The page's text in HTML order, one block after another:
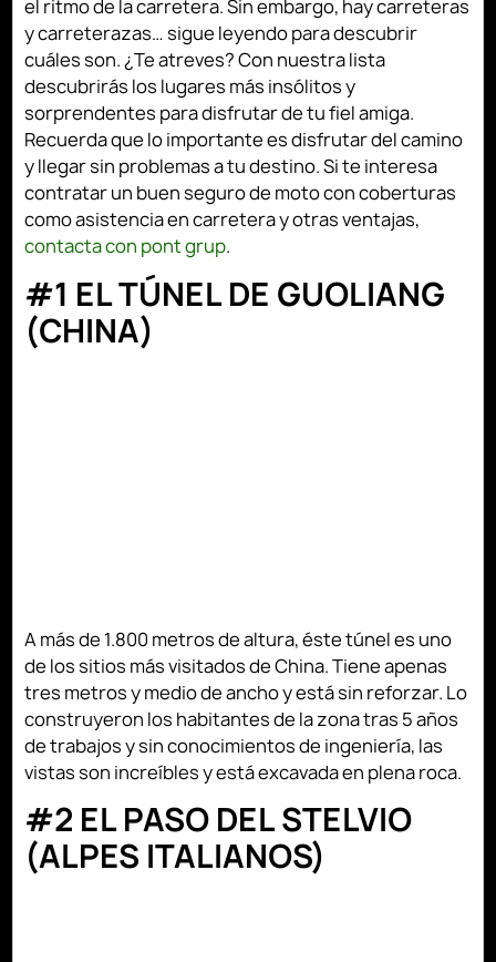
el ritmo de la carretera. Sin embargo, hay carreteras
y carreterazas… sigue leyendo para descubrir
cuáles son. ¿Te atreves? Con nuestra lista
descubrirás los lugares más insólitos y
sorprendentes para disfrutar de tu fiel amiga.
Recuerda que lo importante es disfrutar del camino
y llegar sin problemas a tu destino. Si te interesa
contratar un buen seguro de moto con coberturas
como asistencia en carretera y otras ventajas,
contacta con pont grup.
#1 EL TÚNEL DE GUOLIANG
(CHINA)
A más de 1.800 metros de altura, éste túnel es uno
de los sitios más visitados de China. Tiene apenas
tres metros y medio de ancho y está sin reforzar. Lo
construyeron los habitantes de la zona tras 5 años
de trabajos y sin conocimientos de ingeniería, las
vistas son increíbles y está excavada en plena roca.
#2 EL PASO DEL STELVIO
(ALPES ITALIANOS)